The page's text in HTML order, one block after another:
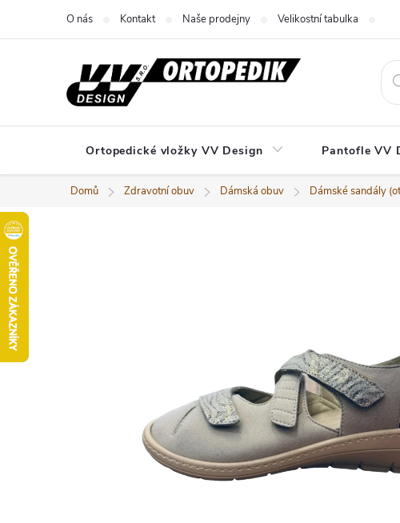
O nás Kontakt Naše prodejny Velikostní tabulka
Ortopedické vložky VV Design Pantofle VV
Domů Zdravotní obuv Dámská obuv Dámské sandály